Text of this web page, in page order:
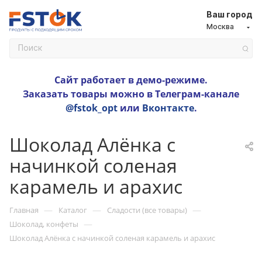
Ваш город
Москва
Сайт работает в демо-режиме.
Заказать товары можно в Телеграм-канале
@fstok_optили Вконтакте.
Шоколад Алёнка с
начинкой соленая
карамель и арахис
Главная — Каталог — Сладости (все товары) —
Шоколад, конфеты —
Шоколад Алёнка с начинкой соленая карамель и арахис